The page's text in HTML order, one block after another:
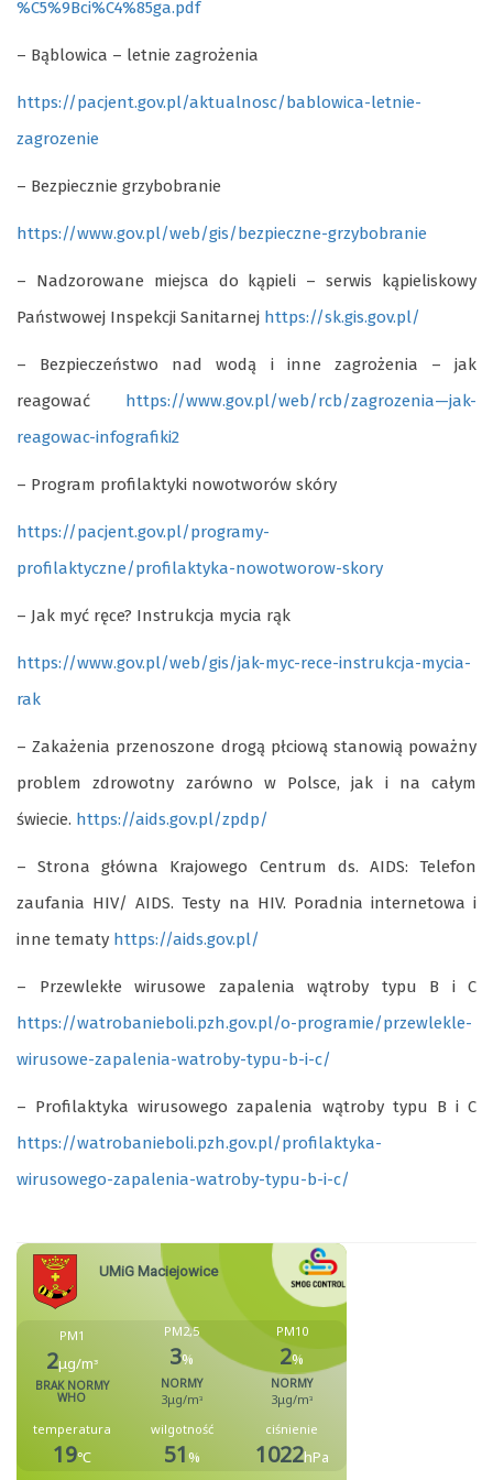
%C5%9Bci%C4%85ga.pdf
– Bąblowica – letnie zagrożenia
https://pacjent.gov.pl/aktualnosc/bablowica-letnie-
zagrozenie
– Bezpiecznie grzybobranie
https://www.gov.pl/web/gis/bezpieczne-grzybobranie
– Nadzorowane miejsca do kąpieli – serwis kąpieliskowy
Państwowej Inspekcji Sanitarnej https://sk.gis.gov.pl/
– Bezpieczeństwo nad wodą i inne zagrożenia – jak
reagować https://www.gov.pl/web/rcb/zagrozenia—jak-
reagowac-infografiki2
– Program profilaktyki nowotworów skóry
https://pacjent.gov.pl/programy-
profilaktyczne/profilaktyka-nowotworow-skory
– Jak myć ręce? Instrukcja mycia rąk
https://www.gov.pl/web/gis/jak-myc-rece-instrukcja-mycia-
rak
– Zakażenia przenoszone drogą płciową stanowią poważny
problem zdrowotny zarówno w Polsce, jak i na całym
świecie. https://aids.gov.pl/zpdp/
– Strona główna Krajowego Centrum ds. AIDS: Telefon
zaufania HIV/ AIDS. Testy na HIV. Poradnia internetowa i
inne tematy https://aids.gov.pl/
– Przewlekłe wirusowe zapalenia wątroby typu B i C
https://watrobanieboli.pzh.gov.pl/o-programie/przewlekle-
wirusowe-zapalenia-watroby-typu-b-i-c/
– Profilaktyka wirusowego zapalenia wątroby typu B i C
https://watrobanieboli.pzh.gov.pl/profilaktyka-
wirusowego-zapalenia-watroby-typu-b-i-c/